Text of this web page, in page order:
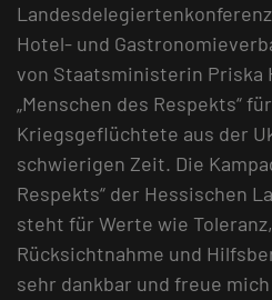
Hotel- und
von Staatsministerin Priska
„Menschen des Respekts“
Kriegsgeflüchtete aus der
schwierigen Zeit. Die
Respekts“ der Hessischen
steht für Werte wie
Rücksichtnahme und
sehr dankbar und freue